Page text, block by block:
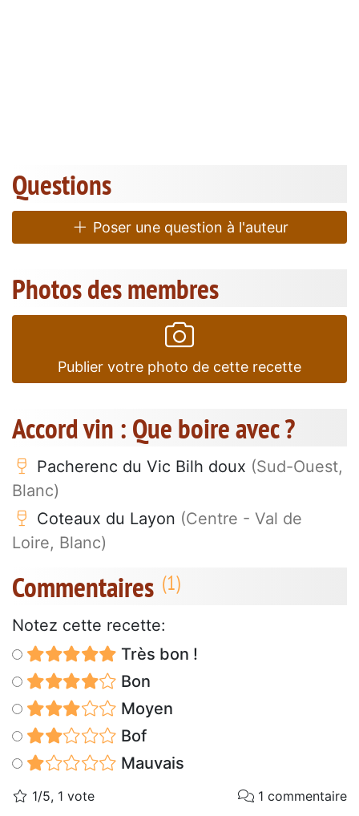
Questions
Poser une question à l'auteur
Photos des membres
Publier votre photo de cette recette
Accord vin : Que boire avec ?
Pacherenc du Vic Bilh doux (Sud-Ouest,
Blanc)
Coteaux du Layon (Centre - Val de
Loire, Blanc)
Commentaires
Notez cette recette:
Très bon !
Bon
Moyen
Bof
Mauvais
1/5, 1 vote 1 commentaire